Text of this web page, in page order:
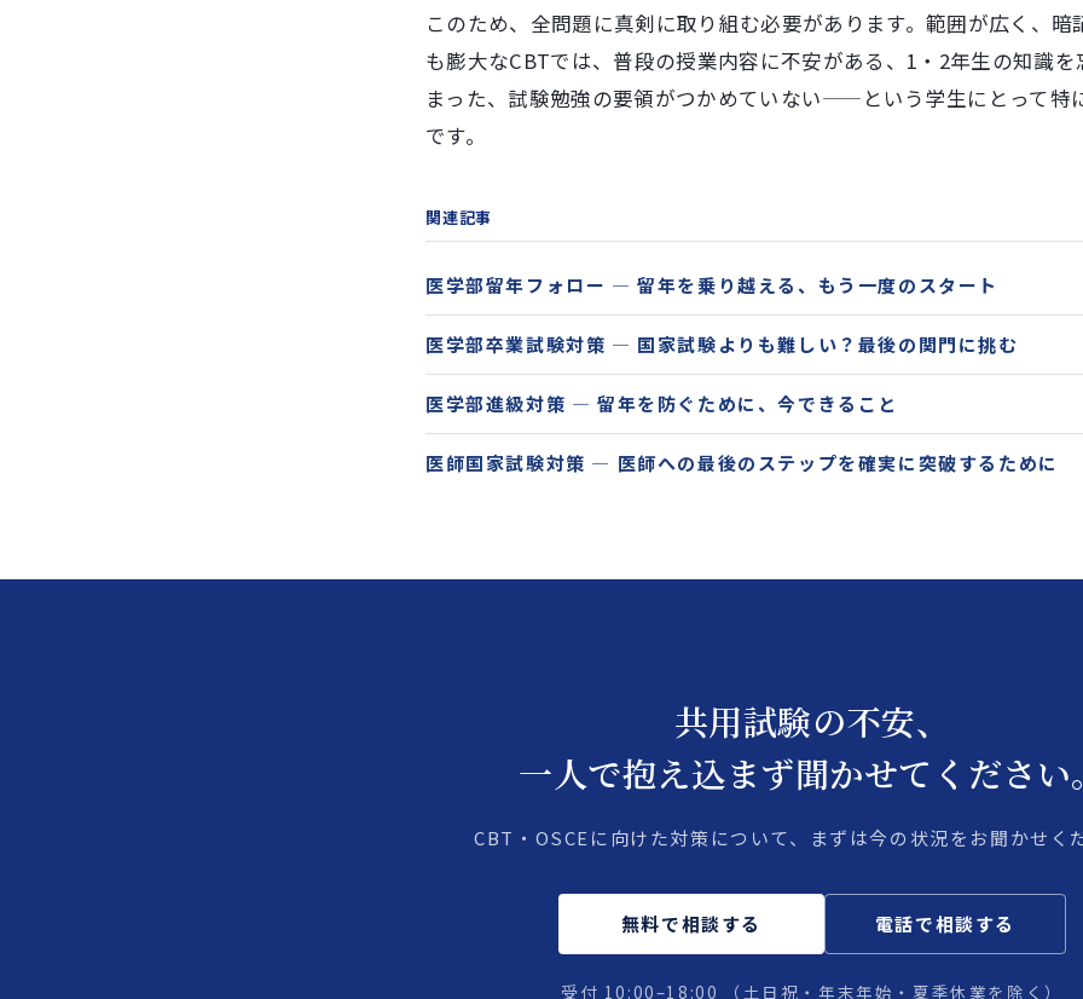
このため、全問題に真剣に取り組む必要があります。範囲が広く、暗
も膨大なCBTでは、普段の授業内容に不安がある、1・2年生の知識を
まった、試験勉強の要領がつかめていない——という学生にとって特
です。
関連記事
医学部留年フォロー ― 留年を乗り越える、もう一度のスタート
医学部卒業試験対策 ― 国家試験よりも難しい？最後の関門に挑む
医学部進級対策 ― 留年を防ぐために、今できること
医師国家試験対策 ― 医師への最後のステップを確実に突破するために
共用試験の不安、
一人で抱え込まず聞かせてください。
CBT・OSCEに向けた対策について、まずは今の状況をお聞かせく
無料で相談する 電話で相談する
受付 10:00–18:00 （土日祝・年末年始・夏季休業を除く）